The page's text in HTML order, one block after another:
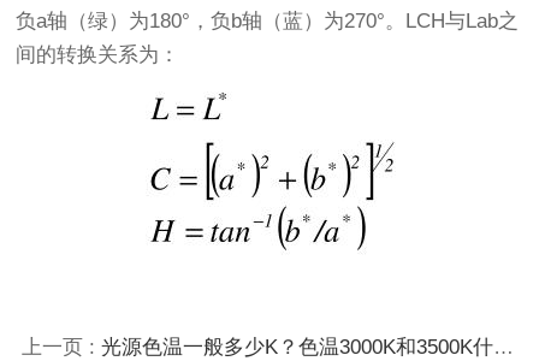
负a轴（绿）为180°，负b轴（蓝）为270°。LCH与Lab之
间的转换关系为：
上一页 : 光源色温一般多少K？色温3000K和3500K什么区别？